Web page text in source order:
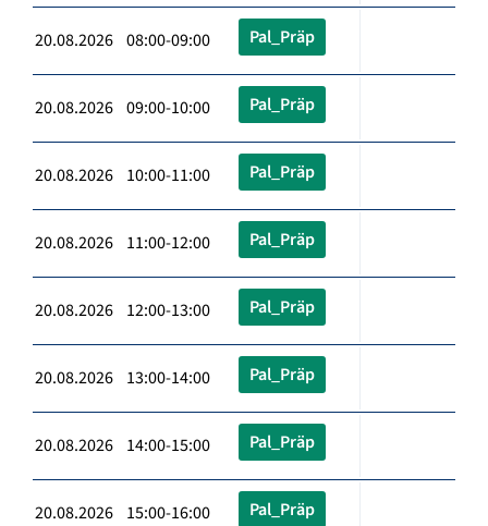
20.08.2026 08:00-09:00 Pal_Präp
20.08.2026 09:00-10:00 Pal_Präp
20.08.2026 10:00-11:00 Pal_Präp
20.08.2026 11:00-12:00 Pal_Präp
20.08.2026 12:00-13:00 Pal_Präp
20.08.2026 13:00-14:00 Pal_Präp
20.08.2026 14:00-15:00 Pal_Präp
20.08.2026 15:00-16:00 Pal_Präp